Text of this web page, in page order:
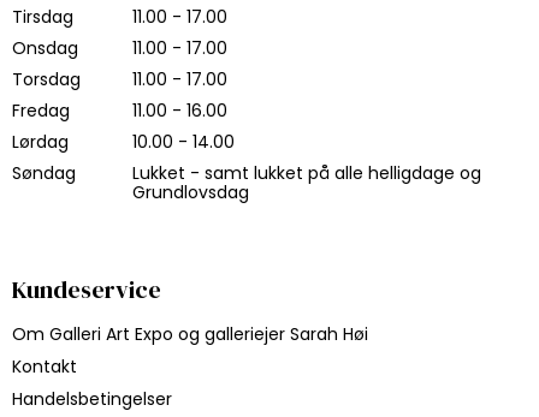
Tirsdag
11.00 - 17.00
Onsdag
11.00 - 17.00
Torsdag
11.00 - 17.00
Fredag
11.00 - 16.00
Lørdag
10.00 - 14.00
Søndag
Lukket - samt lukket på alle helligdage og
Grundlovsdag
Kundeservice
Om Galleri Art Expo og galleriejer Sarah Høi
Kontakt
Handelsbetingelser